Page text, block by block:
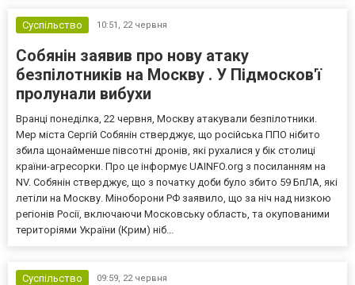
Суспільство 10:51, 22 червня
Собянін заявив про нову атаку
безпілотників на Москву . У Підмосков'ї
пролунали вибухи
Вранці понеділка, 22 червня, Москву атакували безпілотники.
Мер міста Сергій Собянін стверджує, що російська ППО нібито
збила щонайменше півсотні дронів, які рухалися у бік столиці
країни-агресорки. Про це інформує UAINFO.org з посиланням на
NV. Собянін стверджує, що з початку доби було збито 59 БпЛА, які
летіли на Москву. Міноборони РФ заявило, що за ніч над низкою
регіонів Росії, включаючи Московську область, та окупованими
територіями України (Крим) ніб...
Суспільство 09:59, 22 червня